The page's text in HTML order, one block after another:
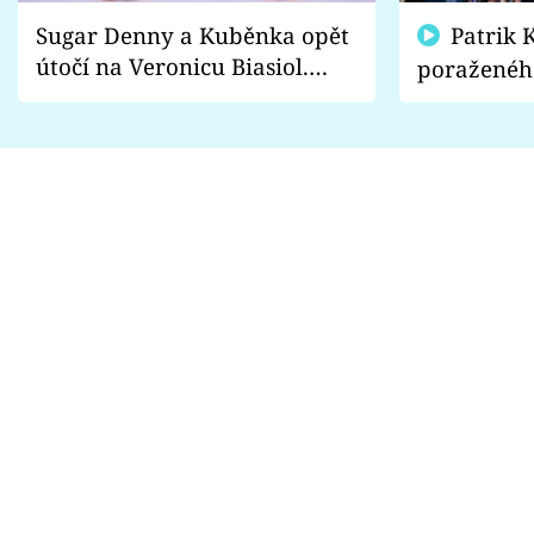
Sugar Denny a Kuběnka opět
útočí na Veronicu Biasiol.
Proč je podle nich falešná a
fanoušci